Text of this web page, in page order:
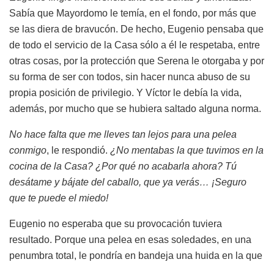
Sabía que Mayordomo le temía, en el fondo, por más que
se las diera de bravucón. De hecho, Eugenio pensaba que
de todo el servicio de la Casa sólo a él le respetaba, entre
otras cosas, por la protección que Serena le otorgaba y por
su forma de ser con todos, sin hacer nunca abuso de su
propia posición de privilegio. Y Víctor le debía la vida,
además, por mucho que se hubiera saltado alguna norma.
No hace falta que me lleves tan lejos para una pelea
conmigo, le respondió. ¿No mentabas la que tuvimos en la
cocina de la Casa? ¿Por qué no acabarla ahora? Tú
desátame y bájate del caballo, que ya verás… ¡Seguro
que te puede el miedo!
Eugenio no esperaba que su provocación tuviera
resultado. Porque una pelea en esas soledades, en una
penumbra total, le pondría en bandeja una huida en la que